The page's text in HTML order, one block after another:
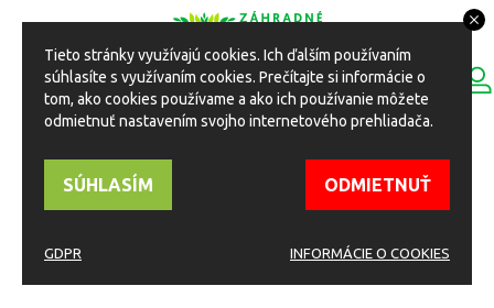
Toggle
navigation
ESHOP
ZAKOREŇOVAČE A
KONTAJNERY
Tieto stránky využívajú cookies. Ich ďalším používaním
súhlasíte s využívaním cookies. Prečítajte si informácie o
tom, ako cookies používame a ako ich používanie môžete
odmietnuť nastavením svojho internetového prehliadača.
SÚHLASÍM ODMIETNUŤ
GDPR INFORMÁCIE O COOKIES